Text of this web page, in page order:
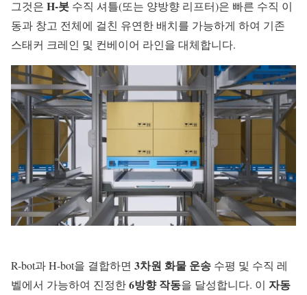
그것은 H-봇 수직 셔틀(또는 양방향 리프터)은 빠른 수직 이
동과 창고 전체에 걸친 유연한 배치를 가능하게 하여 기존
스태커 크레인 및 컨베이어 라인을 대체합니다.
R-bot과 H-bot을 결합하면 3차원 화물 운송 수평 및 수직 레
벨에서 가능하여 진정한6방향 작동을 달성합니다. 이 자동